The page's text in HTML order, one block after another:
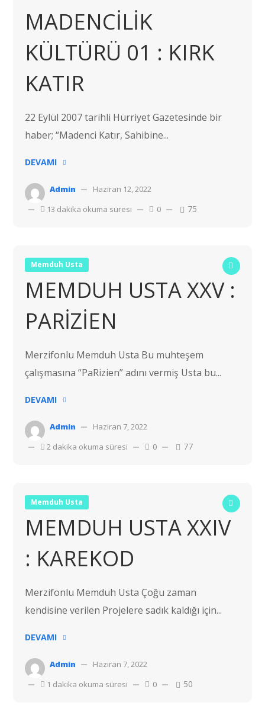
MADENCİLİK
KÜLTÜRÜ 01 : KIRK
KATIR
22 Eylül 2007 tarihli Hürriyet Gazetesinde bir
haber; “Madenci Katır, Sahibine...
DEVAMI
Admin
Haziran 12, 2022
13 dakika okuma süresi
0 75
Memduh Usta
MEMDUH USTA XXV :
PARİZİEN
Merzifonlu Memduh Usta Bu muhteşem
çalışmasına “PaRizien” adını vermiş Usta bu...
DEVAMI
Admin
Haziran 7, 2022
2 dakika okuma süresi
0 77
Memduh Usta
MEMDUH USTA XXIV
: KAREKOD
Merzifonlu Memduh Usta Çoğu zaman
kendisine verilen Projelere sadık kaldığı için...
DEVAMI
Admin
Haziran 7, 2022
1 dakika okuma süresi
0 50